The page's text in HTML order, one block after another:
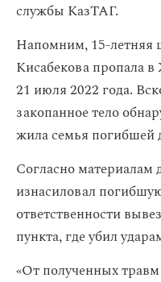
службы КазТАГ.
Напомним, 15-летняя
Кисабекова пропала
21 июля 2022 года.
закопанное тело
жила семья погибшей
Согласно материалам
изнасиловал
ответственности
пункта, где убил
«От полученных